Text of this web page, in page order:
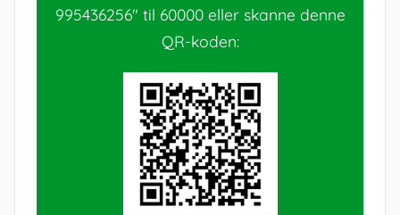
995436256" til 60000 eller skanne denne
QR-koden: